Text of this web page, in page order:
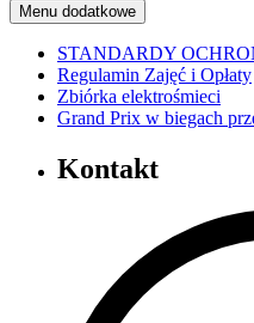
Menu dodatkowe
STANDARDY
Regulamin Zajęć i Opłaty
Zbiórka elektrośmieci
Grand Prix w biegach
Kontakt